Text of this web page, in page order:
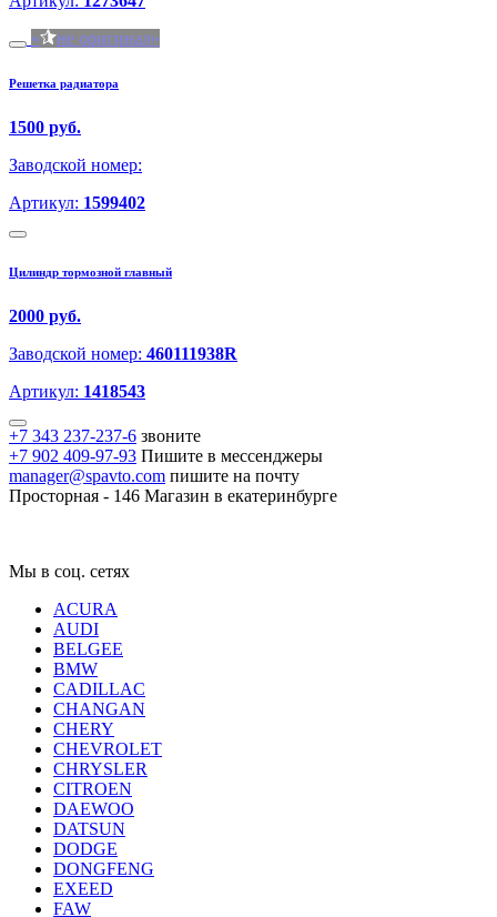
не оригинал
Решетка радиатора
1500 руб.
Заводской номер:
Артикул: 1599402
Цилиндр тормозной главный
2000 руб.
Заводской номер: 460111938R
Артикул: 1418543
+7 343 237-237-6 звоните
+7 902 409-97-93 Пишите в мессенджеры
manager@spavto.com пишите на почту
Просторная - 146 Магазин в екатеринбурге
Мы в соц. сетях
ACURA
AUDI
BELGEE
BMW
CADILLAC
CHANGAN
CHERY
CHEVROLET
CHRYSLER
CITROEN
DAEWOO
DATSUN
DODGE
DONGFENG
EXEED
FAW